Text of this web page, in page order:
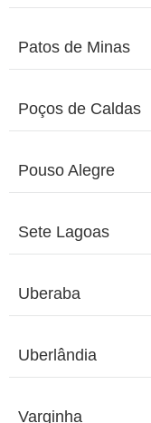
Patos de Minas
Poços de Caldas
Pouso Alegre
Sete Lagoas
Uberaba
Uberlândia
Varginha